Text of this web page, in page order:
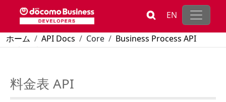
メインコンテンツに移動
EN
パンくず
ホーム API Docs Core
Business Process API
料金表 API
料金表 API